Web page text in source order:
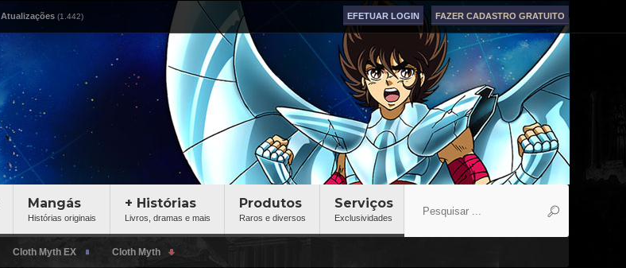
Atualizações EFETUAR LOGIN FAZER CADASTRO GRATUITO
Mangás
Histórias originais
+ Histórias
Livros, dramas e mais
Produtos
Raros e diversos
Serviços
Exclusividades